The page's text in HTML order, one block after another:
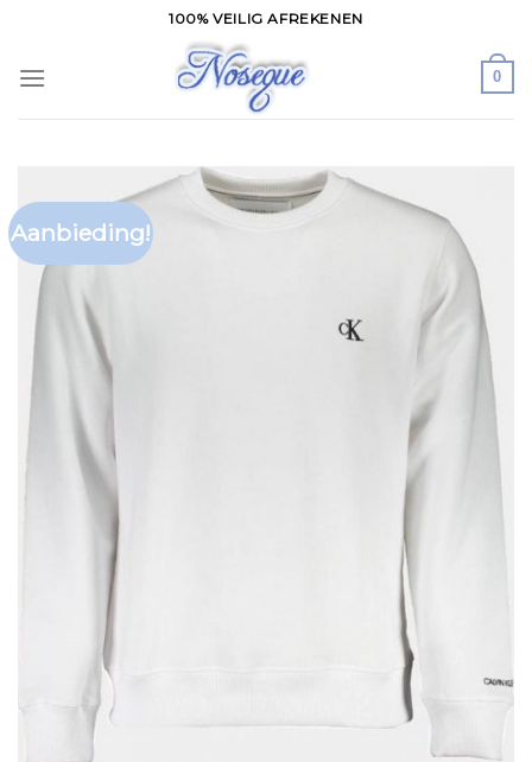
content
100% VEILIG AFREKENEN
0
Aanbieding!